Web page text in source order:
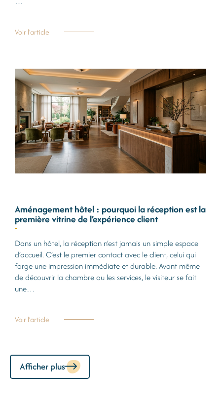
Voir l’article
Aménagement hôtel : pourquoi la réception est la
première vitrine de l’expérience client
Dans un hôtel, la réception n’est jamais un simple espace
d’accueil. C’est le premier contact avec le client, celui qui
forge une impression immédiate et durable. Avant même
de découvrir la chambre ou les services, le visiteur se fait
une…
Voir l’article
Afficher plus